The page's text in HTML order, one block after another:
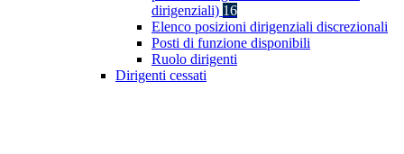
dirigenziali) 16
Elenco posizioni dirigenziali discrezionali
Posti di funzione disponibili
Ruolo dirigenti
Dirigenti cessati